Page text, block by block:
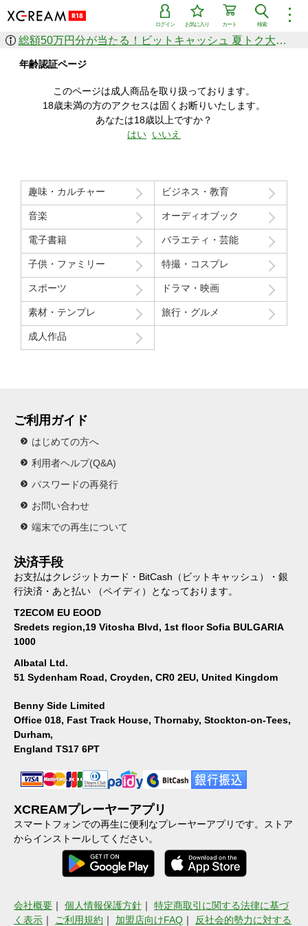
︙
検索
カート
お気に入り
ログイン
作品を探す
ジャンル
シリーズ
人気のセール中商品
新着セール中商品
すべての作品から探す
価格の安い順
価格の高い順
月間ランキング
年間ランキング
総額50万円分が当たる！ビットキャッシュ 夏トク大感謝祭
年齢認証ページ
このページは成人商品を取り扱っております。
18歳未満の方のアクセスは固くお断りいたします。
あなたは18歳以上ですか？
はい いいえ
趣味・カルチャー ビジネス・教育
音楽 オーディオブック
電子書籍 バラエティ・芸能
子供・ファミリー 特撮・コスプレ
スポーツ ドラマ・映画
素材・テンプレ 旅行・グルメ
成人作品
ご利用ガイド
はじめての方へ
利用者ヘルプ(Q&A)
パスワードの再発行
お問い合わせ
端末での再生について
決済手段
お支払はクレジットカード・BitCash（ビットキャッシュ）・銀
行決済・あと払い （ペイディ）となっております。
T2ECOM EU EOOD
Sredets region,19 Vitosha Blvd, 1st floor Sofia BULGARIA
1000
Albatal Ltd.
51 Sydenham Road, Croyden, CR0 2EU, United Kingdom
Benny Side Limited
Office 018, Fast Track House, Thornaby, Stockton-on-Tees,
Durham,
England TS17 6PT
XCREAMプレーヤーアプリ
スマートフォンでの再生に便利なプレーヤーアプリです。ストア
からインストールしてください。
会社概要 ｜ 個人情報保護方針 ｜ 特定商取引に関する法律に基づ
く表示 ｜ ご利用規約 ｜ 加盟店向けFAQ ｜ 反社会的勢力に対する